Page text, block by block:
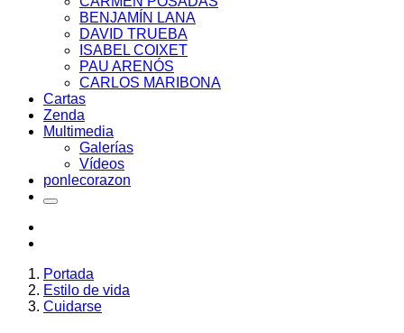
BENJAMÍN LANA
DAVID TRUEBA
ISABEL COIXET
PAU ARENÓS
CARLOS MARIBONA
Cartas
Zenda
Multimedia
Galerías
Vídeos
ponlecorazon
Portada
Estilo de vida
Cuidarse